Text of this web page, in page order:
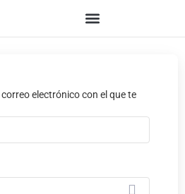
electrónico con el que te